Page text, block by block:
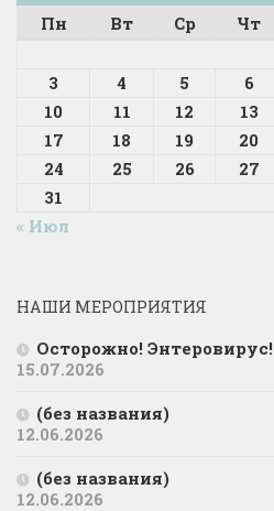
Пн Вт Ср Чт
3
4 5 6
10
11 12 13
17
18 19 20
24
25 26 27
31
« Июл
НАШИ МЕРОПРИЯТИЯ
Осторожно! Энтеровирус!
15.07.2026
(без названия)
12.06.2026
(без названия)
12.06.2026